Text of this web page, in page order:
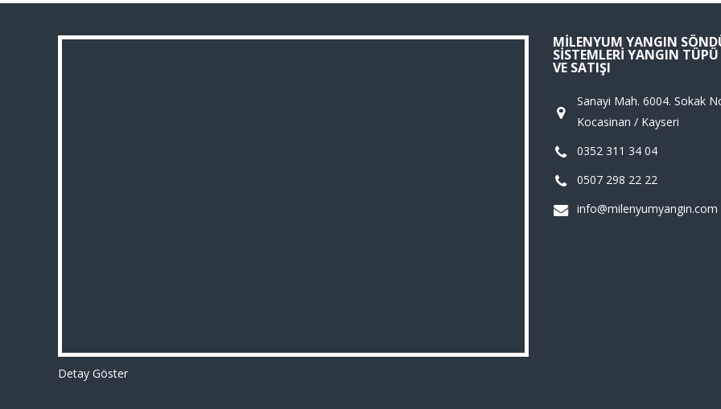
Detay Göster
MILENYUM YANGIN
SISTEMLERI YANGIN
VE SATIŞI
Sanayi Mah. 6004. Sokak
Kocasinan / Kayseri
0352 311 34 04
0507 298 22 22
info@milenyumyangin.com